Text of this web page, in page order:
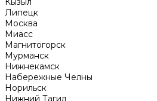
Липецк
Москва
Миасс
Магнитогорск
Мурманск
Нижнекамск
Набережные Челны
Норильск
Нижний Тагил